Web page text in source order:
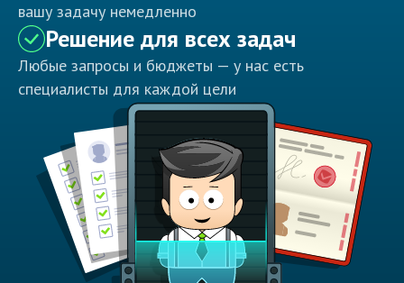
вашу задачу немедленно
Решение для всех задач
Любые запросы и бюджеты — у нас есть
специалисты для каждой цели